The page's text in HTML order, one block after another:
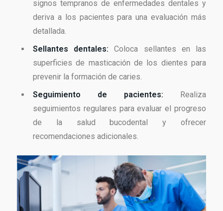
signos tempranos de enfermedades dentales y
deriva a los pacientes para una evaluación más
detallada.
Sellantes dentales: Coloca sellantes en las
superficies de masticación de los dientes para
prevenir la formación de caries.
Seguimiento de pacientes: Realiza
seguimientos regulares para evaluar el progreso
de la salud bucodental y ofrecer
recomendaciones adicionales.